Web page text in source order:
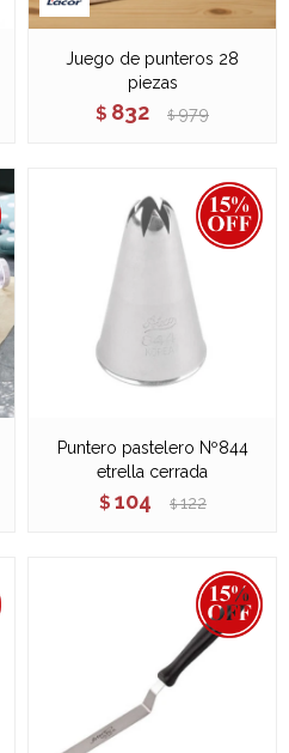
Juego de punteros 28
piezas
$ 832 $ 979
Puntero pastelero Nº844
etrella cerrada
$ 104 $ 122